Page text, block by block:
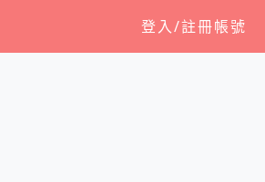
登入/註冊帳號